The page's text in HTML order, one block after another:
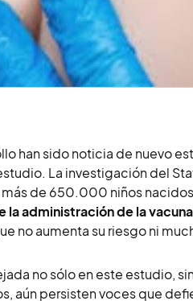
han sido noticia de nuevo
La investigación del
de 650.000 niños
la administración de la
no aumenta su riesgo ni
no sólo en este estudio,
aún persisten voces que